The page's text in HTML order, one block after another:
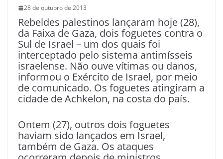
28 de outubro de 2013
Rebeldes palestinos lançaram hoje (28),
da Faixa de Gaza, dois foguetes contra o
Sul de Israel – um dos quais foi
interceptado pelo sistema antimísseis
israelense. Não ouve vítimas ou danos,
informou o Exército de Israel, por meio
de comunicado. Os foguetes atingiram a
cidade de Achkelon, na costa do país.
Ontem (27), outros dois foguetes
haviam sido lançados em Israel,
também de Gaza. Os ataques